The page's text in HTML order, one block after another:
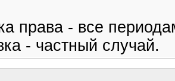
права - все
- частный случай.